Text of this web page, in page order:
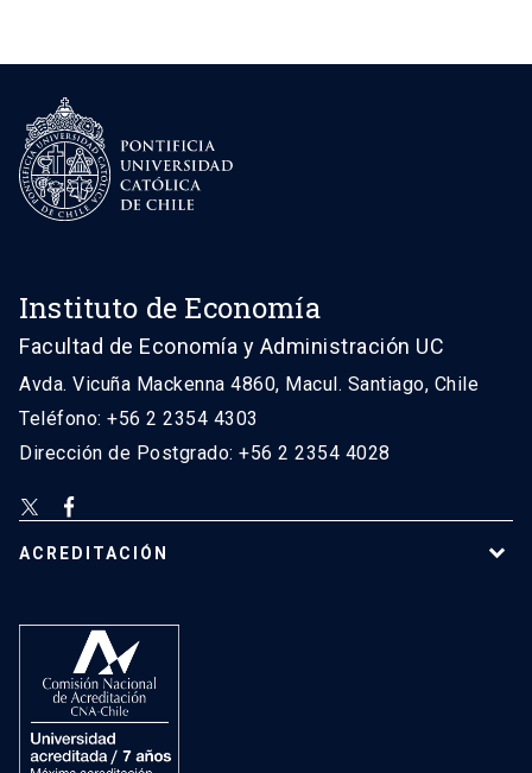
Instituto de Economía
Facultad de Economía y Administración UC
Avda. Vicuña Mackenna 4860, Macul. Santiago, Chile
Teléfono: +56 2 2354 4303
Dirección de Postgrado: +56 2 2354 4028
ACREDITACIÓN